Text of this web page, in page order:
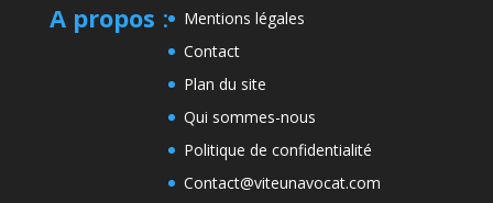
A propos :
Mentions légales
Contact
Plan du site
Qui sommes-nous
Politique de confidentialité
Contact@viteunavocat.com